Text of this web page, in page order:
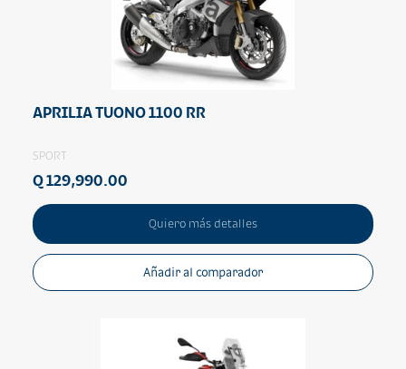
APRILIA TUONO 1100 RR
SPORT
Q 129,990.00
Quiero más detalles
Añadir al comparador